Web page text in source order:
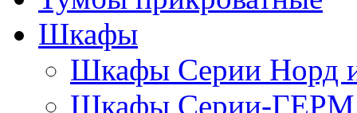
Шкафы
Шкафы Серии
Шкафы Серии-